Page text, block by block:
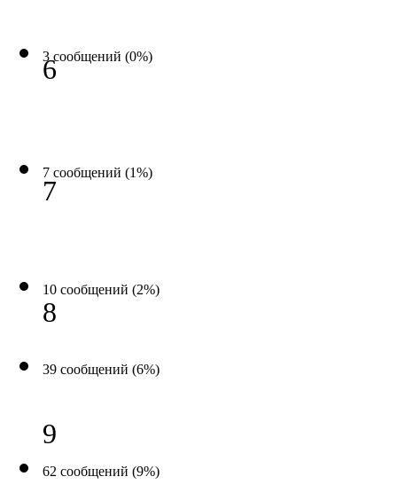
3 сообщений (0%)
6
7 сообщений (1%)
7
10 сообщений (2%)
8
39 сообщений (6%)
9
62 сообщений (9%)